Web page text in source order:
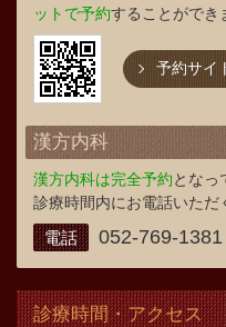
ットで予約することができ
予約サイ
漢方内科
漢方内科は完全予約となっ
診療時間内にお電話いただ
電話 052-769-1381
診療時間・アクセス